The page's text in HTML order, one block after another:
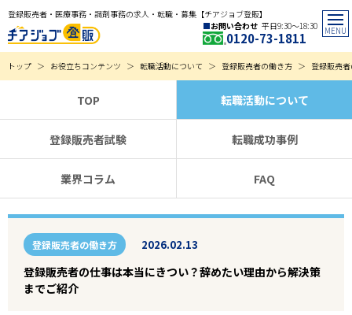
登録販売者・医療事務・調剤事務の求人・転職・募集【チアジョブ登販】
お問い合わせ 平日9:30〜18:30
0120-73-1811
トップ お役立ちコンテンツ 転職活動について 登録販売者の働き方 登録販売
TOP 転職活動について
登録販売者試験 転職成功事例
業界コラム FAQ
登録販売者の働き方 2026.02.13
登録販売者の仕事は本当にきつい？辞めたい理由から解決策
までご紹介